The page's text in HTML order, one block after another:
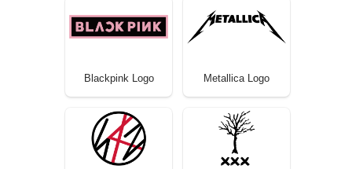
Blackpink Logo Metallica Logo